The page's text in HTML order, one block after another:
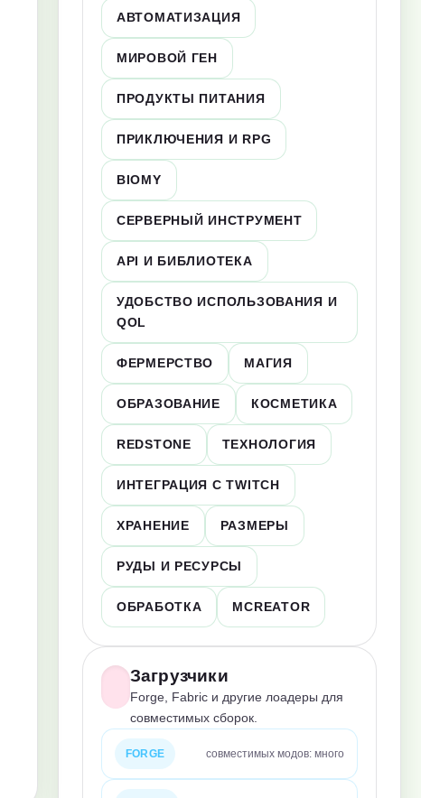
АВТОМАТИЗАЦИЯ
МИРОВОЙ ГЕН
ПРОДУКТЫ ПИТАНИЯ
ПРИКЛЮЧЕНИЯ И RPG
BIOMY
СЕРВЕРНЫЙ ИНСТРУМЕНТ
API И БИБЛИОТЕКА
УДОБСТВО ИСПОЛЬЗОВАНИЯ И
QOL
ФЕРМЕРСТВО МАГИЯ
ОБРАЗОВАНИЕ КОСМЕТИКА
REDSTONE ТЕХНОЛОГИЯ
ИНТЕГРАЦИЯ С TWITCH
ХРАНЕНИЕ РАЗМЕРЫ
РУДЫ И РЕСУРСЫ
ОБРАБОТКА MCREATOR
Загрузчики
Forge, Fabric и другие лоадеры для
совместимых сборок.
FORGE совместимых модов: много